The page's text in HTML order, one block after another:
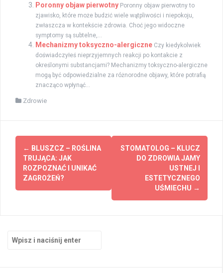
Poronny objaw pierwotny Poronny objaw pierwotny to
zjawisko, które może budzić wiele wątpliwości i niepokoju,
zwłaszcza w kontekście zdrowia. Choć jego widoczne
symptomy są subtelne,...
Mechanizmy toksyczno-alergiczne Czy kiedykolwiek
doświadczyłeś nieprzyjemnych reakcji po kontakcie z
określonymi substancjami? Mechanizmy toksyczno-alergiczne
mogą być odpowiedzialne za różnorodne objawy, które potrafią
znacząco wpłynąć...
Zdrowie
Zobacz
wpisy
← BLUSZCZ – ROŚLINA
TRUJĄCA: JAK
ROZPOZNAĆ I UNIKAĆ
ZAGROŻEŃ?
STOMATOLOG – KLUCZ
DO ZDROWIA JAMY
USTNEJ I
ESTETYCZNEGO
UŚMIECHU →